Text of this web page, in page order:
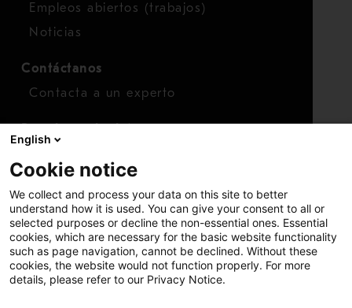
Empleos abiertos (trabajos)
Noticias
Contáctanos
Contacta a un experto
Finanzas
Acciones
English
Cookie notice
We collect and process your data on this site to better
understand how it is used. You can give your consent to all or
selected purposes or decline the non-essential ones. Essential
cookies, which are necessary for the basic website functionality
such as page navigation, cannot be declined. Without these
cookies, the website would not function properly. For more
details, please refer to our Privacy Notice.